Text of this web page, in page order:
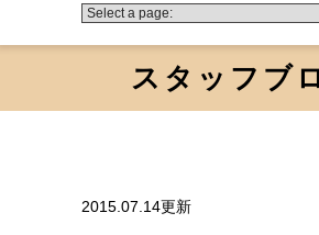
スタッフブ
2015.07.14更新